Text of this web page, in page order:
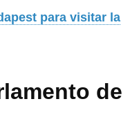
para visitar la
de